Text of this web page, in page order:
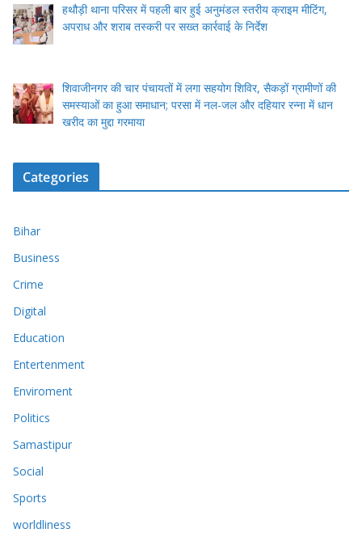
हथौड़ी थाना परिसर में पहली बार हुई अनुमंडल स्तरीय क्राइम मीटिंग,
अपराध और शराब तस्करी पर सख्त कार्रवाई के निर्देश
शिवाजीनगर की चार पंचायतों में लगा सहयोग शिविर, सैकड़ों ग्रामीणों की
समस्याओं का हुआ समाधान; परसा में नल-जल और दहियार रन्ना में धान
खरीद का मुद्दा गरमाया
Categories
Bihar
Business
Crime
Digital
Education
Entertenment
Enviroment
Politics
Samastipur
Social
Sports
worldliness